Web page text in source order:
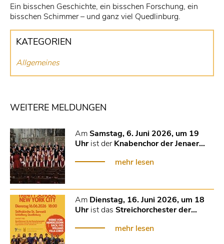
Ein bisschen Geschichte, ein bisschen Forschung, ein
bisschen Schimmer – und ganz viel Quedlinburg.
KATEGORIEN
Allgemeines
WEITERE MELDUNGEN
AmSamstag, 6. Juni 2026, um 19
Uhrist derKnabenchor der Jenaer…
mehr lesen
Am Dienstag, 16. Juni 2026, um 18
Uhrist das Streichorchester der…
mehr lesen